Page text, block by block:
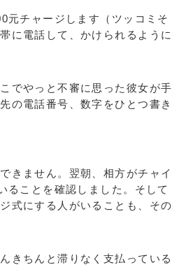
チャージします（ツッコミそ
に電話して、かけられるように
でやっと不審に思った彼女が手
の電話番号、数字をひとつ書き
きません。翌朝、相方がチャイ
ることを確認しました。そして
式にする人がいることも、その
きちんと滞りなく支払っている